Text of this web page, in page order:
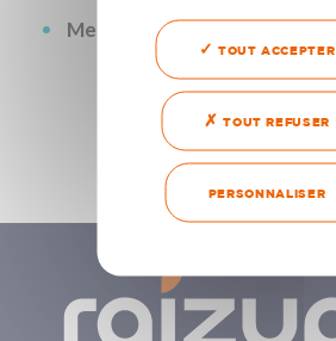
Mentions légales
TOUT ACCEPTER
TOUT REFUSER
PERSONNALISER